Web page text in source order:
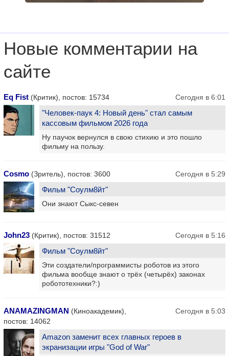
Новые комментарии на
сайте
Eq Fist (Критик), постов: 15734 Сегодня в 6:01
"Человек-паук 4: Новый день" стал самым
кассовым фильмом 2026 года
Ну паучок вернулся в свою стихию и это пошло
фильму на пользу.
Cosmo (Зритель), постов: 3600 Сегодня в 5:29
Фильм "Соулм8йт"
Они знают Сыкс-севен
John23 (Критик), постов: 31512 Сегодня в 5:16
Фильм "Соулм8йт"
Эти создатели/программисты роботов из этого
фильма вообще знают о трёх (четырёх) законах
робототехники?:)
ANAMAZINGMAN (Киноакадемик),
постов: 14062
Сегодня в 5:03
Amazon заменит всех главных героев в
экранизации игры "God of War"